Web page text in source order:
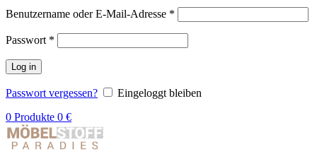
Benutzername oder E-Mail-Adresse *
Passwort *
Log in
Passwort vergessen?
Eingeloggt bleiben
0 Produkte 0 €